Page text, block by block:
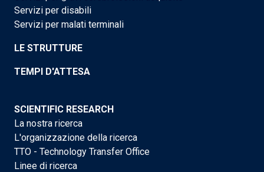
Servizi per disabili
Servizi per malati terminali
LE STRUTTURE
TEMPI D'ATTESA
SCIENTIFIC RESEARCH
La nostra ricerca
L'organizzazione della ricerca
TTO - Technology Transfer Office
Linee di ricerca